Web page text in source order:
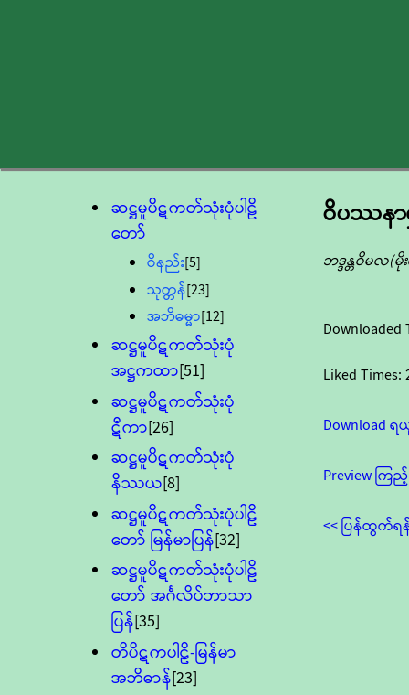
ဆဋ္ဌမူပိဋကတ်သုံးပုံပါဠိ
တော်
ဝိနည်း[5]
သုတ္တန်[23]
အဘိဓမ္မာ[12]
ဆဋ္ဌမူပိဋကတ်သုံးပုံ
အဋ္ဌကထာ[51]
ဆဋ္ဌမူပိဋကတ်သုံးပုံ
ဋီကာ[26]
ဆဋ္ဌမူပိဋကတ်သုံးပုံ
နိဿယ[8]
ဆဋ္ဌမူပိဋကတ်သုံးပုံပါဠိ
တော် မြန်မာပြန်[32]
ဆဋ္ဌမူပိဋကတ်သုံးပုံပါဠိ
တော် အင်္ဂလိပ်ဘာသာ
ပြန်[35]
တိပိဋကပါဠိ-မြန်မာ
အဘိဓာန်[23]
ဝိပဿနာ
ဘဒ္ဒန္တဝိမလ
Downloaded
Liked Times:
Download
Preview ကြ
<< ပြန်ထွက်ရ